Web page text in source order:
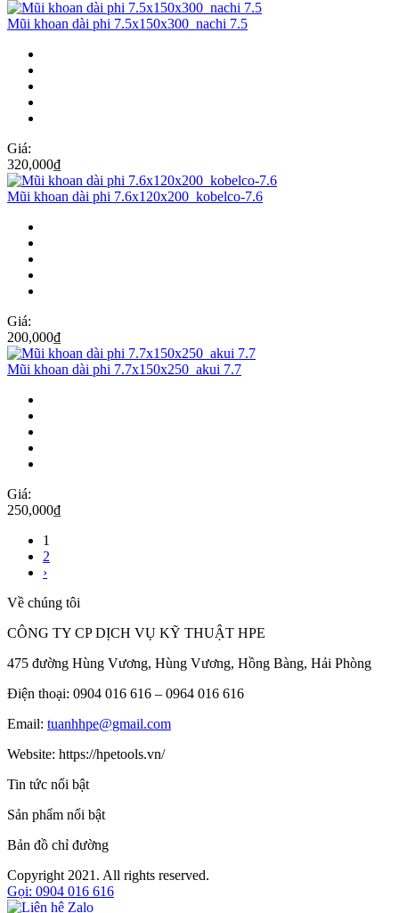
Mũi khoan dài phi 7.5x150x300_nachi 7.5
Giá:
320,000₫
Mũi khoan dài phi 7.6x120x200_kobelco-7.6
Giá:
200,000₫
Mũi khoan dài phi 7.7x150x250_akui 7.7
Giá:
250,000₫
1
2
›
Về chúng tôi
CÔNG TY CP DỊCH VỤ KỸ THUẬT HPE
475 đường Hùng Vương, Hùng Vương, Hồng Bàng, Hải Phòng
Điện thoại: 0904 016 616 – 0964 016 616
Email: tuanhhpe@gmail.com
Website: https://hpetools.vn/
Tin tức nổi bật
Sản phẩm nổi bật
Bản đồ chỉ đường
Copyright 2021. All rights reserved.
Gọi: 0904 016 616